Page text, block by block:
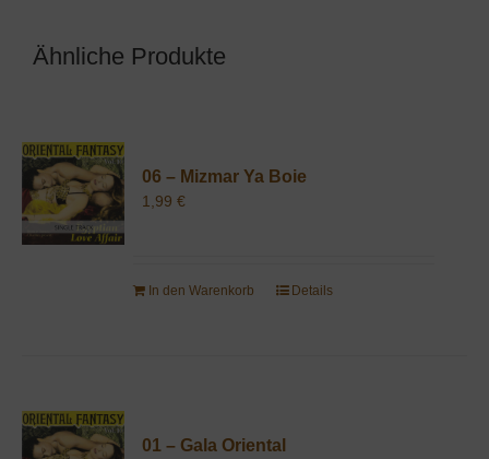
Ähnliche Produkte
06 – Mizmar Ya Boie
1,99 €
In den Warenkorb Details
01 – Gala Oriental